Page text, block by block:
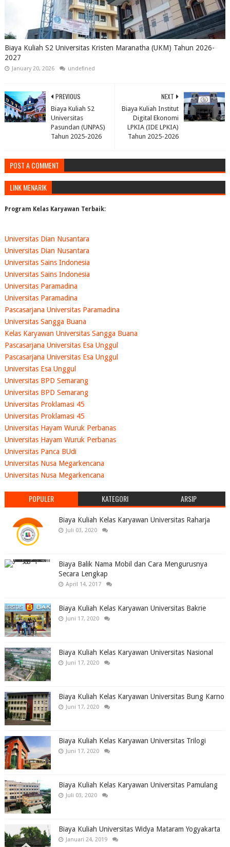
Biaya Kuliah S2 Universitas Kristen Maranatha (UKM) Tahun 2026-
2027
January 20, 2026 undefined
NEXT
Biaya Kuliah Institut
Digital Ekonomi
LPKIA (IDE LPKIA)
Tahun 2025-2026
PREVIOUS
Biaya Kuliah S2
Universitas
Pasundan (UNPAS)
Tahun 2025-2026
POST A COMMENT
LINK MENARIK
Program Kelas Karyawan Terbaik:
Universitas Dian Nusantara
Universitas Dian Nusantara
Universitas Sains Indonesia
Universitas Sains Indonesia
Universitas Paramadina
Universitas Paramadina
Pascasarjana Universitas Paramadina
Universitas Sangga Buana
Kelas Karyawan Universitas Sangga Buana
Pascasarjana Universitas Esa Unggul
Pascasarjana Universitas Esa Unggul
Universitas Esa Unggul
Universitas BPD Semarang
Universitas BPD Semarang
Universitas Proklamasi 45
Universitas Proklamasi 45
Universitas Hayam Wuruk Perbanas
Universitas Hayam Wuruk Perbanas
Universitas Panca BUdi
Universitas Nusa Megarkencana
Universitas Nusa Megarkencana
POPULER KATEGORI ARSIP
Biaya Kuliah Kelas Karyawan Universitas Raharja
Juli 03, 2020
Biaya Balik Nama Mobil dan Cara Mengurusnya
Secara Lengkap
April 14, 2017
Biaya Kuliah Kelas Karyawan Universitas Bakrie
Juni 17, 2020
Biaya Kuliah Kelas Karyawan Universitas Nasional
Juni 17, 2020
Biaya Kuliah Kelas Karyawan Universitas Bung Karno
Juni 17, 2020
Biaya Kuliah Kelas Karyawan Universitas Trilogi
Juni 17, 2020
Biaya Kuliah Kelas Karyawan Universitas Pamulang
Juli 03, 2020
Biaya Kuliah Universitas Widya Mataram Yogyakarta
Januari 24, 2019